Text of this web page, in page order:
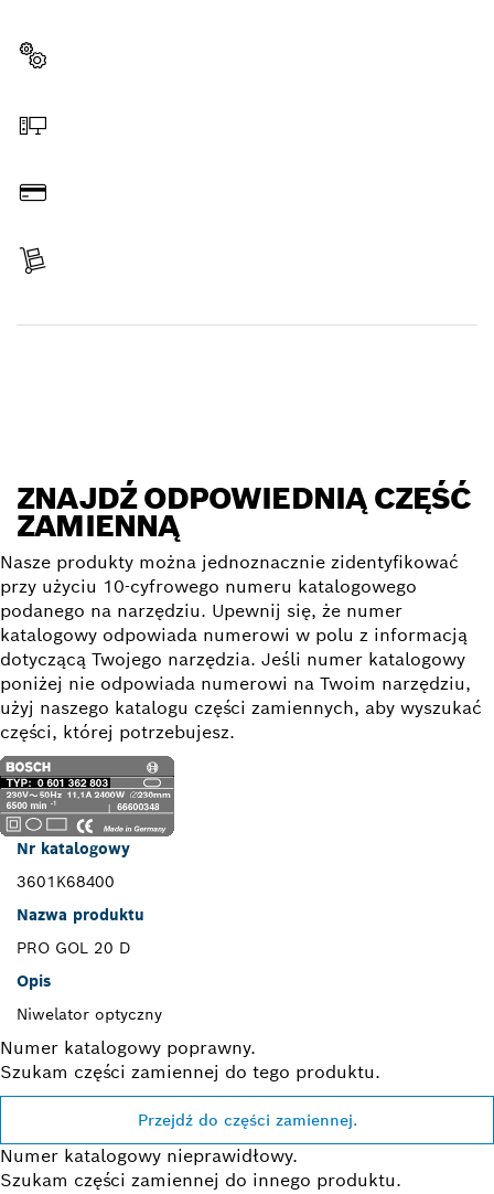
ZNAJDŹ ODPOWIEDNIĄ CZĘŚĆ
ZAMIENNĄ
Nasze produkty można jednoznacznie zidentyfikować
przy użyciu 10-cyfrowego numeru katalogowego
podanego na narzędziu. Upewnij się, że numer
katalogowy odpowiada numerowi w polu z informacją
dotyczącą Twojego narzędzia. Jeśli numer katalogowy
poniżej nie odpowiada numerowi na Twoim narzędziu,
użyj naszego katalogu części zamiennych, aby wyszukać
części, której potrzebujesz.
Nr katalogowy
3601K68400
Nazwa produktu
PRO GOL 20 D
Opis
Niwelator optyczny
Numer katalogowy poprawny.
Szukam części zamiennej do tego produktu.
Przejdź do części zamiennej.
Numer katalogowy nieprawidłowy.
Szukam części zamiennej do innego produktu.